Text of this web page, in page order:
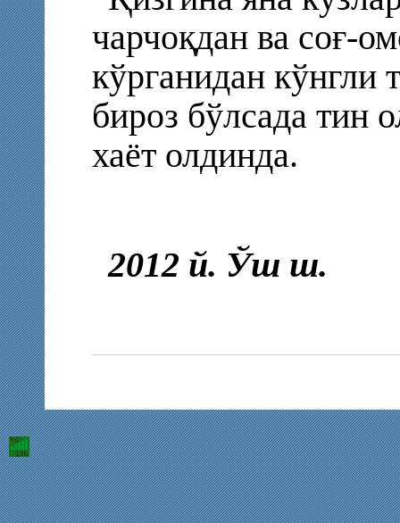
чарчоқдан ва соғ-
кўрганидан
бироз бўлсада тин
хаёт олдинда.
2012 й. Ўш ш.